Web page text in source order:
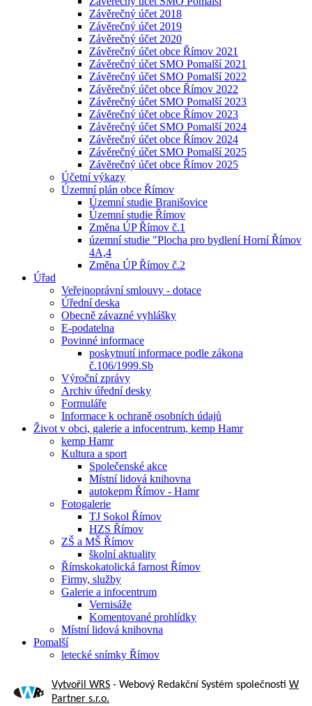
Závěrečný účet 2018
Závěrečný účet 2019
Závěrečný účet 2020
Závěrečný účet obce Římov 2021
Závěrečný účet SMO Pomalší 2021
Závěrečný účet SMO Pomalší 2022
Závěrečný účet obce Římov 2022
Závěrečný účet SMO Pomalší 2023
Závěrečný účet obce Římov 2023
Závěrečný účet SMO Pomalší 2024
Závěrečný účet obce Římov 2024
Závěrečný účet SMO Pomalší 2025
Závěrečný účet obce Římov 2025
Účetní výkazy
Územní plán obce Římov
Územní studie Branišovice
Územní studie Římov
Změna ÚP Římov č.1
územní studie "Plocha pro bydlení Horní Římov
4A,4
Změna ÚP Římov č.2
Úřad
Veřejnoprávní smlouvy - dotace
Úřední deska
Obecně závazné vyhlášky
E-podatelna
Povinné informace
poskytnutí informace podle zákona
č.106/1999.Sb
Výroční zprávy
Archiv úřední desky
Formuláře
Informace k ochraně osobních údajů
Život v obci, galerie a infocentrum, kemp Hamr
kemp Hamr
Kultura a sport
Společenské akce
Místní lidová knihovna
autokepm Římov - Hamr
Fotogalerie
TJ Sokol Římov
HZS Římov
ZŠ a MŠ Římov
školní aktuality
Římskokatolická farnost Římov
Firmy, služby
Galerie a infocentrum
Vernisáže
Komentované prohlídky
Místní lidová knihovna
Pomalší
letecké snímky Římov
Vytvořil WRS - Webový Redakční Systém společnosti W
Partner s.r.o.